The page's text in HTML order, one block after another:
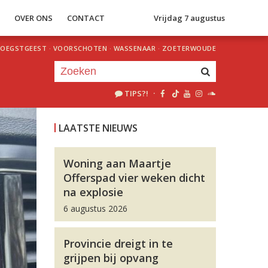
OVER ONS CONTACT Vrijdag 7 augustus
OEGSTGEEST · VOORSCHOTEN · WASSENAAR · ZOETERWOUDE
TIPS?! ·
LAATSTE NIEUWS
Woning aan Maartje
Offerspad vier weken dicht
na explosie
6 augustus 2026
Provincie dreigt in te
grijpen bij opvang